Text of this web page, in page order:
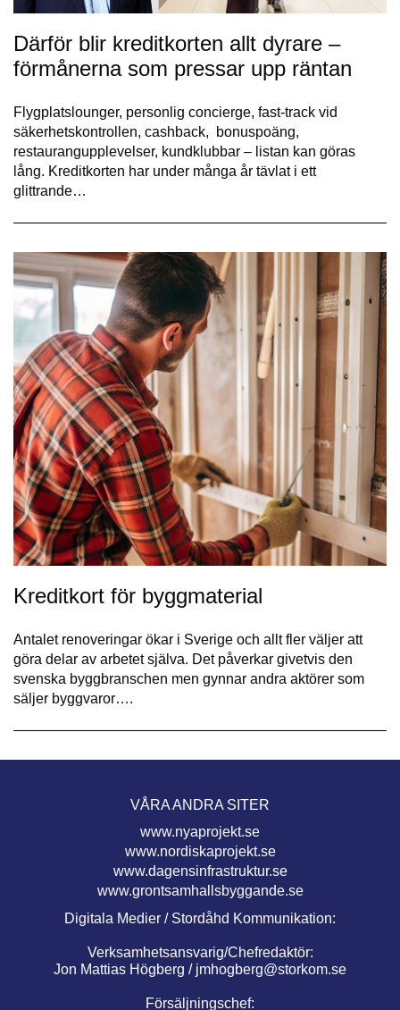
Därför blir kreditkorten allt dyrare –
förmånerna som pressar upp räntan
Flygplatslounger, personlig concierge, fast-track vid
säkerhetskontrollen, cashback, bonuspoäng,
restaurangupplevelser, kundklubbar – listan kan göras
lång. Kreditkorten har under många år tävlat i ett
glittrande…
Kreditkort för byggmaterial
Antalet renoveringar ökar i Sverige och allt fler väljer att
göra delar av arbetet själva. Det påverkar givetvis den
svenska byggbranschen men gynnar andra aktörer som
säljer byggvaror….
VÅRA ANDRA SITER
www.nyaprojekt.se
www.nordiskaprojekt.se
www.dagensinfrastruktur.se
www.grontsamhallsbyggande.se
Digitala Medier / Stordåhd Kommunikation:
Verksamhetsansvarig/Chefredaktör:
Jon Mattias Högberg / jmhogberg@storkom.se
Försäljningschef: